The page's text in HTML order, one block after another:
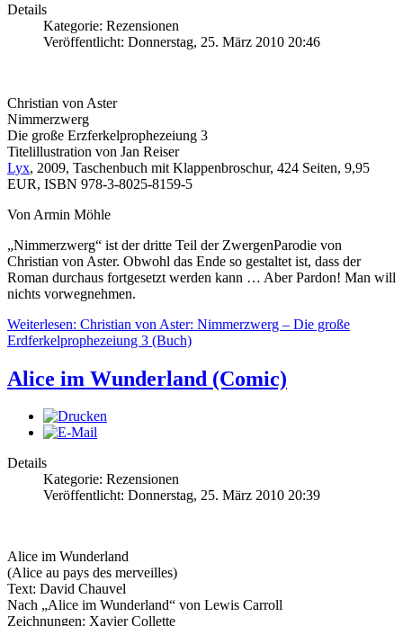
Details
Kategorie: Rezensionen
Veröffentlicht: Donnerstag, 25. März 2010 20:46
Christian von Aster
Nimmerzwerg
Die große Erzferkelprophezeiung 3
Titelillustration von Jan Reiser
Lyx, 2009, Taschenbuch mit Klappenbroschur, 424 Seiten, 9,95
EUR, ISBN 978-3-8025-8159-5
Von Armin Möhle
„Nimmerzwerg“ ist der dritte Teil der ZwergenParodie von
Christian von Aster. Obwohl das Ende so gestaltet ist, dass der
Roman durchaus fortgesetzt werden kann … Aber Pardon! Man will
nichts vorwegnehmen.
Weiterlesen: Christian von Aster: Nimmerzwerg – Die große
Erdferkelprophezeiung 3 (Buch)
Alice im Wunderland (Comic)
Details
Kategorie: Rezensionen
Veröffentlicht: Donnerstag, 25. März 2010 20:39
Alice im Wunderland
(Alice au pays des merveilles)
Text: David Chauvel
Nach „Alice im Wunderland“ von Lewis Carroll
Zeichnungen: Xavier Collette